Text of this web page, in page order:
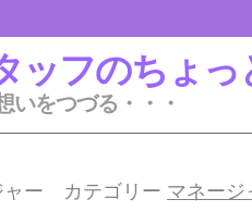
ッフのちょっ
いをつづる・・・
ャー カテゴリー マネージ